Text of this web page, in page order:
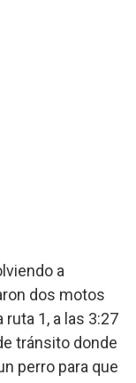
a
dos motos
1, a las 3:27
tránsito donde
perro para que